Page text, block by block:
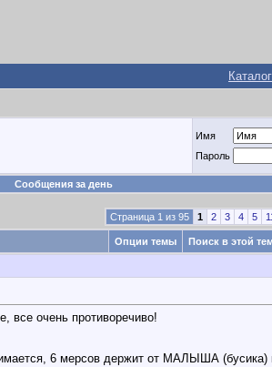
Каталог
Имя
Пароль
Сообщения за день
Страница 1 из 95 1 2 3 4 5
Опции темы Поиск в этой
все очень противоречиво!
6 мерсов держит от МАЛЫША (бусика)